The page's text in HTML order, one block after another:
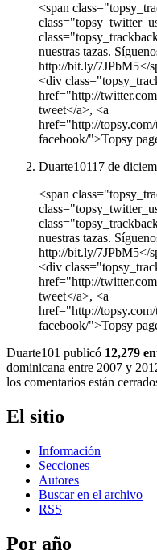
<span
nuestras tazas.
http://bit.ly/7JPbM5</
<div
href="http://
tweet</a>, <a
href="http://
facebook/">Topsy
Duarte10117 de
<span
nuestras tazas.
http://bit.ly/7JPbM5</
<div
href="http://
tweet</a>, <a
href="http://
facebook/">Topsy
Duarte101 publicó 12,279
dominicana entre 2007 y
los comentarios están
El sitio
Información
Secciones
Autores
Buscar en el archivo
RSS
Por año